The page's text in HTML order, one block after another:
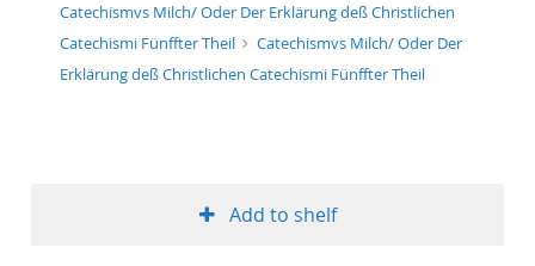
Catechismvs Milch/ Oder Der Erklärung deß Christlichen
Catechismi Fünffter Theil
Catechismvs Milch/ Oder Der
Erklärung deß Christlichen Catechismi Fünffter Theil
Add to shelf